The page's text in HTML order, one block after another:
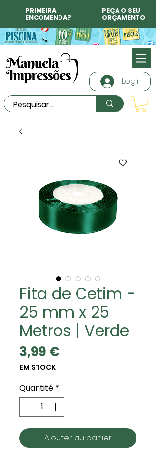
PRIMEIRA
ENCOMENDA?
PEÇA O SEU
ORÇAMENTO
Login
Fita de Cetim -
25 mm x 25
Metros | Verde
3,99 €
EM STOCK
Quantité *
Ajouter au panier